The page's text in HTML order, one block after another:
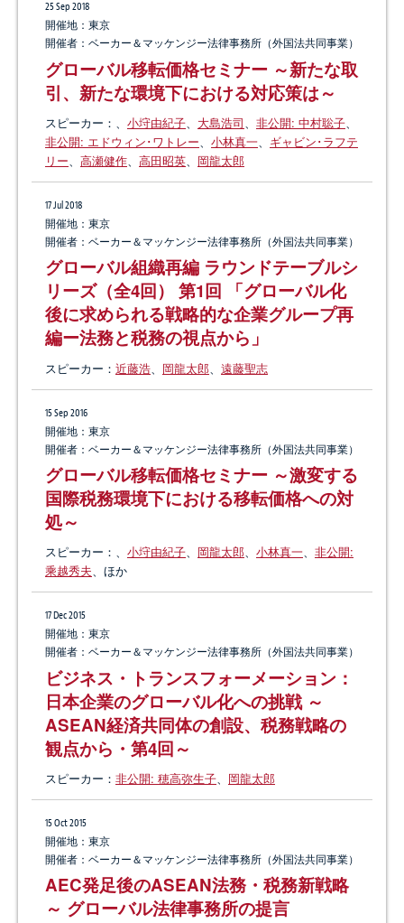
25 Sep 2018
開催地：東京
開催者：ベーカー＆マッケンジー法律事務所（外国法共同事業）
グローバル移転価格セミナー ～新たな取
引、新たな環境下における対応策は～
スピーカー： 、 小垨由紀子、 大島浩司、 非公開: 中村聡子、
非公開: エドウィン･ワトレー、 小林真一、 ギャビン･ラフテ
リー、 高瀬健作、 高田昭英、 岡龍太郎
17 Jul 2018
開催地：東京
開催者：ベーカー＆マッケンジー法律事務所（外国法共同事業）
グローバル組織再編 ラウンドテーブルシ
リーズ（全4回） 第1回 「グローバル化
後に求められる戦略的な企業グループ再
編ー法務と税務の視点から」
スピーカー： 近藤浩 岡龍太郎 遠藤聖志
15 Sep 2016
開催地：東京
開催者：ベーカー＆マッケンジー法律事務所（外国法共同事業）
グローバル移転価格セミナー ～激変する
国際税務環境下における移転価格への対
処～
スピーカー： 、 小垨由紀子、 岡龍太郎、 小林真一、 非公開:
乘越秀夫、ほか
17 Dec 2015
開催地：東京
開催者：ベーカー＆マッケンジー法律事務所（外国法共同事業）
ビジネス・トランスフォーメーション：
日本企業のグローバル化への挑戦 ～
ASEAN経済共同体の創設、税務戦略の
観点から・第4回～
スピーカー： 非公開: 穂高弥生子、 岡龍太郎
15 Oct 2015
開催地：東京
開催者：ベーカー＆マッケンジー法律事務所（外国法共同事業）
AEC発足後のASEAN法務・税務新戦略
～ グローバル法律事務所の提言
31 Mar 2020
米国における新型コロナウイルス対策関
連法案が可決・成立
2017 Japan Tax Reform Proposals（英
語）
26 Aug 2015
ASEAN ニューズレター 2015年8月号
ASEAN経済共同体（AEC）の発足を日
本企業はどう生かすのか（第5回：マレ
ーシア）
23 Jul 2015
ASEAN ニューズレター 2015年7月号
ASEAN経済共同体（AEC）の発足を日
本企業はどう生かすのか（第4回：タイ –
下）
17 Jun 2015
ASEAN ニューズレター 2015年6月号
ASEAN経済共同体（AEC）の発足を日
本企業はどう生かすのか（第3回：タイ –
上）
2016-10-01
出版社：ベーカー＆マッケンジー法律事務所（外国法共同事
業）、ジョーンズラングラサール
定価：
Japan Hotel Investments Guide（英語）
執筆者：非公開: クリス･ホジェンズ、非公開: クリス･ホジ
ェンズ 、池田成史 、非公開: 細川昭子、
25 Feb 2016
ベーカーマッケンジー、国内自動車産業
向けの法務・税務支援を行う専門組織
「Japan Automotive Industry Focus
Group」を新設
取扱業務：自動車産業